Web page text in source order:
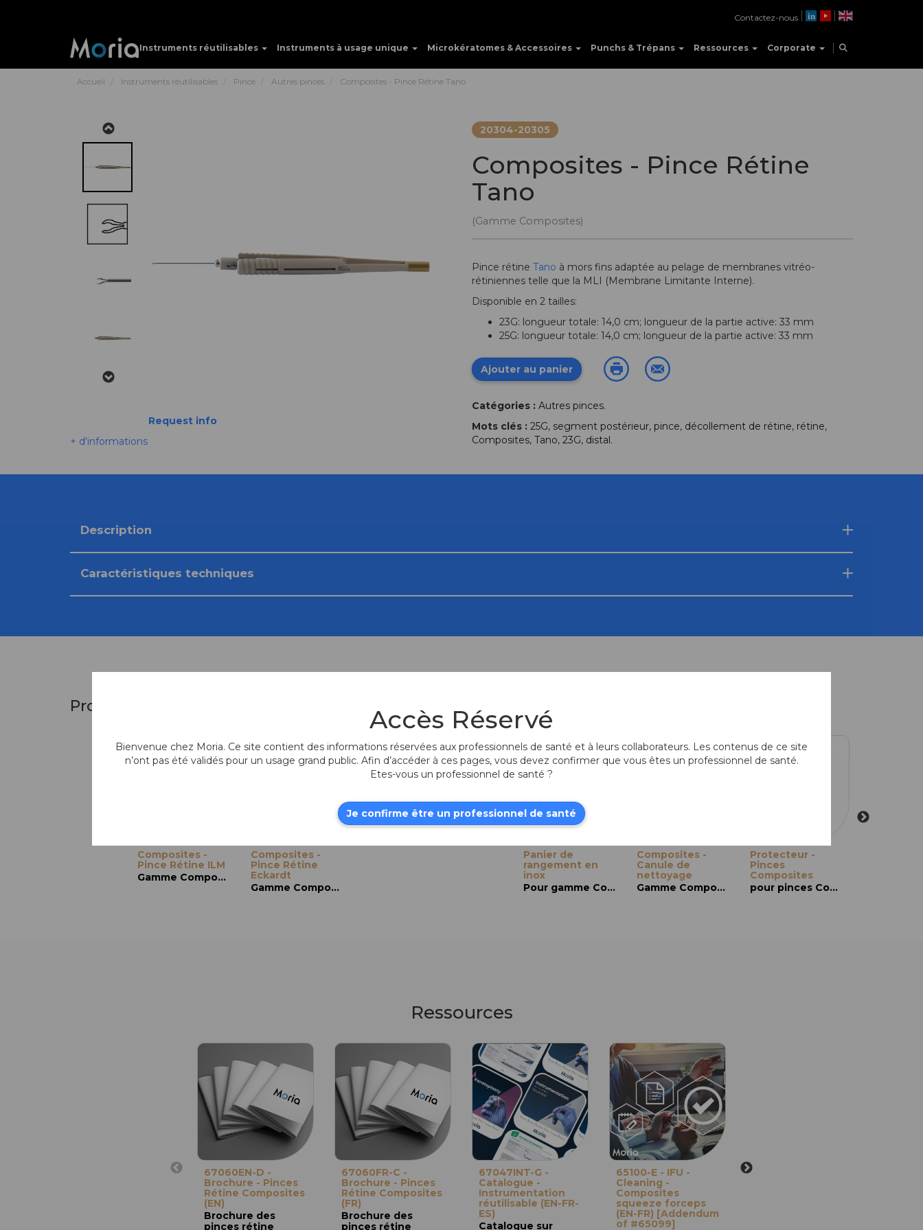
Instruments réutilisables Instruments à usage unique Microkératomes & Accessoires Punchs & Trépans Ressources Corporate
Contactez-nous
Accueil Instruments réutilisables Pince Autres pinces Composites - Pince Rétine Tano
Request info
+ d'informations
20304-20305
Composites - Pince Rétine
Tano
(Gamme Composites)
Pince rétine Tano à mors fins adaptée au pelage de membranes vitréo-
rétiniennes telle que la MLI (Membrane Limitante Interne).
Disponible en 2 tailles:
23G: longueur totale: 14,0 cm; longueur de la partie active: 33 mm
25G: longueur totale: 14,0 cm; longueur de la partie active: 33 mm
Ajouter au panier
Catégories : Autres pinces.
Mots clés : 25G, segment postérieur, pince, décollement de rétine, rétine,
Composites, Tano, 23G, distal.
Description
Caractéristiques techniques
Produits similaires
Composites -
Pince Rétine ILM
Gamme Composites
Composites -
Pince Rétine
Eckardt
Gamme Composites
Produits fréquemment associés
Panier de
rangement en
inox
Pour gamme Compositess
Composites -
Canule de
nettoyage
Gamme Composites
Protecteur -
Pinces
Composites
pour pinces Composites
Ressources
67060EN-D -
Brochure - Pinces
Rétine Composites
(EN)
Brochure des
pinces rétine
67060FR-C -
Brochure - Pinces
Rétine Composites
(FR)
Brochure des
pinces rétine
67047INT-G -
Catalogue -
Instrumentation
réutilisable (EN-FR-
ES)
Catalogue sur
65100-E - IFU -
Cleaning -
Composites
squeeze forceps
(EN-FR) [Addendum
of #65099]
Accès Réservé
Bienvenue chez Moria. Ce site contient des informations réservées aux professionnels de santé et à leurs collaborateurs. Les contenus de ce site
n’ont pas été validés pour un usage grand public. Afin d’accéder à ces pages, vous devez confirmer que vous êtes un professionnel de santé.
Etes-vous un professionnel de santé ?
Je confirme être un professionnel de santé